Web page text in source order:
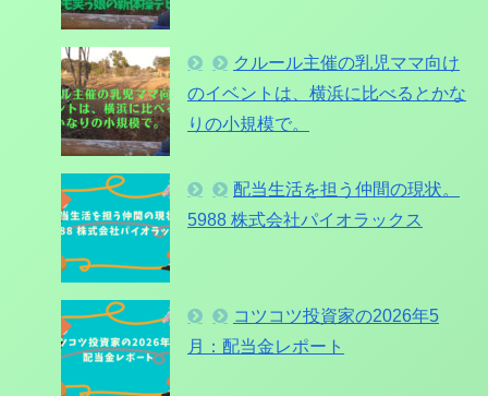
クルール主催の乳児ママ向け
のイベントは、横浜に比べるとかな
りの小規模で。
配当生活を担う仲間の現状。
5988 株式会社パイオラックス
コツコツ投資家の2026年5
月：配当金レポート